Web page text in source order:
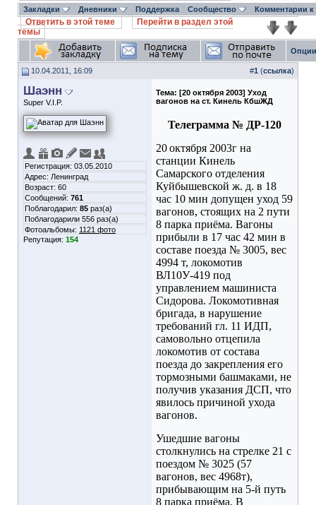
Закладки Дневники Поддержка Сообщество Комментарии
Ответить в этой теме
Перейти в раздел этой
темы
10.04.2011, 16:09 #1 (ссылка)
Шаэнн
Super V.I.P.
Регистрация: 03.05.2010
Адрес: Ленинград
Возраст: 60
Сообщений: 761
Поблагодарил: 85 раз(а)
Поблагодарили 556 раз(а)
Фотоальбомы: 1121 фото
Репутация: 154
Тема: [20 октября 2003] Уход
вагонов на ст. Кинель КбшЖД
Телеграмма № ДР-120
20октября 2003г на
станции Кинель
Самарского отделения
Куйбышевской ж. д. в 18
час 10 мин допущен уход 59
вагонов, стоящих на 2 пути
8 парка приёма. Вагоны
прибыли в 17 час 42 мин в
составе поезда № 3005, вес
4994 т, локомотив
ВЛ10У-419 под
управлением машиниста
Сидорова. Локомотивная
бригада, в нарушение
требований гл. 11 ИДП,
самовольно отцепила
локомотив от состава
поезда до закрепления его
тормозными башмаками, не
получив указания ДСП, что
явилось причиной ухода
вагонов.
Ушедшие вагоны
столкнулись на стрелке 21 с
поездом № 3025 (57
вагонов, вес 4968т),
прибывающим на 5-й путь
8 парка приёма. В